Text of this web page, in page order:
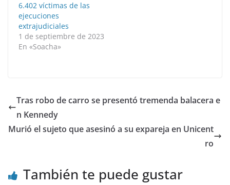
6.402 víctimas de las
ejecuciones
extrajudiciales
1 de septiembre de 2023
En «Soacha»
Tras robo de carro se presentó tremenda balacera e
n Kennedy
Murió el sujeto que asesinó a su expareja en Unicent
ro
También te puede gustar